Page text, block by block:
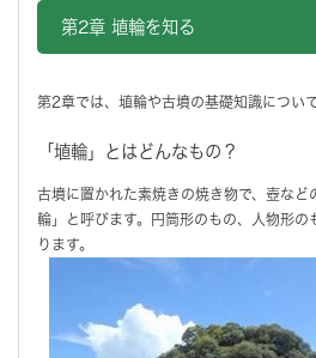
第2章 埴輪を知る
第2章では、埴輪や古墳の基礎知識につい
「埴輪」とはどんなもの？
古墳に置かれた素焼きの焼き物で、壺など
輪」と呼びます。円筒形のもの、人物形の
ります。